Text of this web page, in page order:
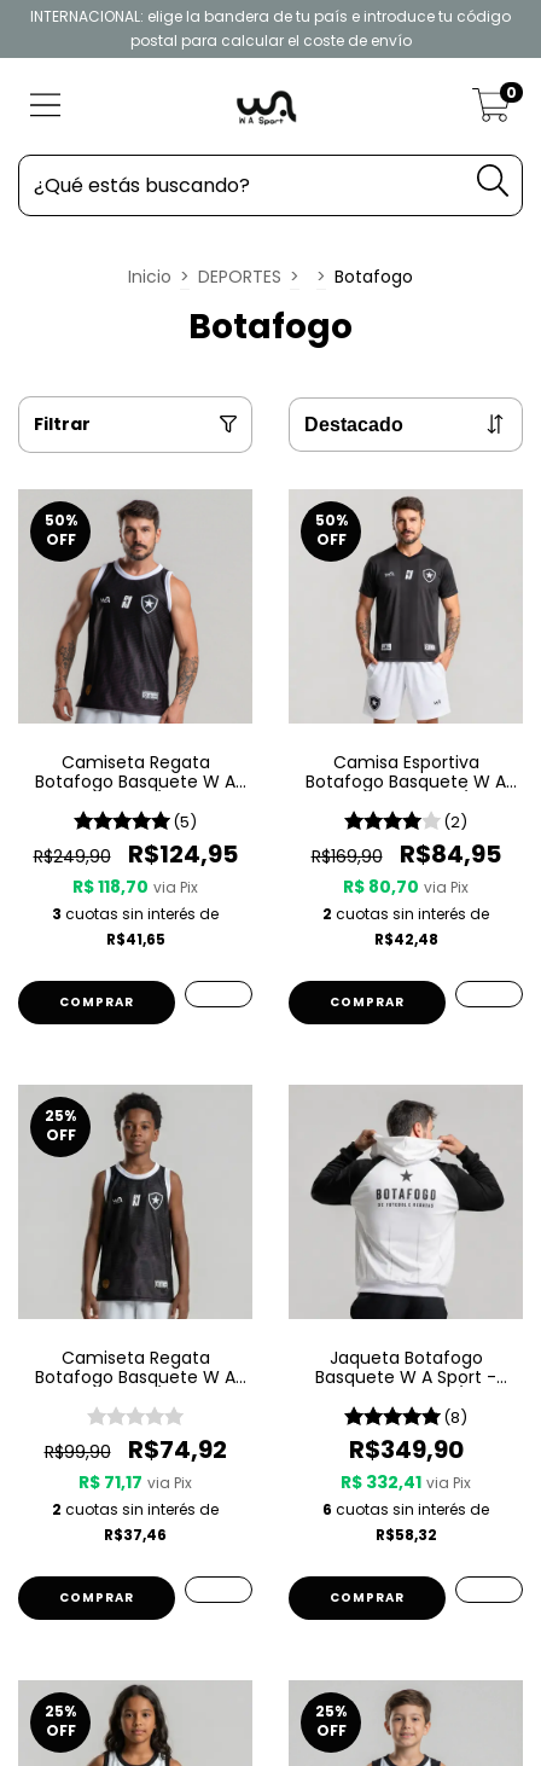
INTERNACIONAL: elige la bandera de tu país e introduce tu código
postal para calcular el coste de envío
0
Inicio > DEPORTES > > Botafogo
Botafogo
Filtrar
50%
OFF
Camiseta Regata
Botafogo Basquete W A
(5)
R$249,90 R$124,95
R$ 118,70 via Pix
3 cuotas sin interés de
R$41,65
COMPRAR
50%
OFF
Camisa Esportiva
Botafogo Basquete W A
Preta
(2)
R$169,90 R$84,95
R$ 80,70 via Pix
2 cuotas sin interés de
R$42,48
COMPRAR
25%
OFF
Camiseta Regata
Botafogo Basquete W A
R$99,90 R$74,92
R$ 71,17 via Pix
2 cuotas sin interés de
R$37,46
COMPRAR
Jaqueta Botafogo
Basquete W A Sport -
(8)
R$349,90
R$ 332,41 via Pix
6 cuotas sin interés de
R$58,32
COMPRAR
25%
OFF
25%
OFF